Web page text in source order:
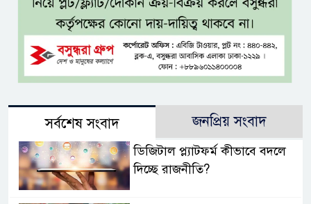
সর্বশেষ সংবাদ জনপ্রিয় সংবাদ
ডিজিটাল প্ল্যাটফর্ম কীভাবে বদলে
দিচ্ছে রাজনীতি?